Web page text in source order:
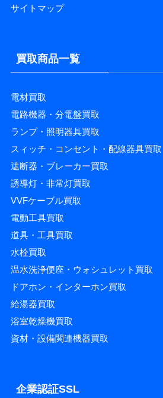
サイトマップ
買取商品一覧
電材買取
電路機器・分電盤買取
ランプ・照明器具買取
スィッチ・コンセント・配線器具買取
遮断器・ブレーカー買取
誘導灯・非常灯買取
VVFケーブル買取
電動工具買取
道具・工具買取
水栓買取
温水洗浄便座・ウォシュレット買取
ドアホン・インターホン買取
給湯器買取
浴室乾燥機買取
資材・設備関連機器買取
企業認証SSL